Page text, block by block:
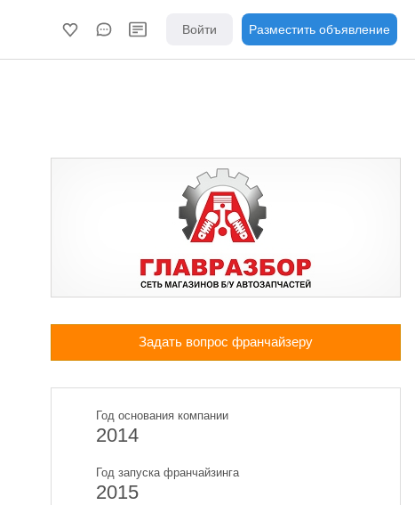
Войти Разместить объявление
Задать вопрос франчайзеру
Год основания компании
2014
Год запуска франчайзинга
2015